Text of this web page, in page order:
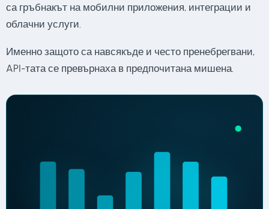
са гръбнакът на мобилни приложения, интеграции и
облачни услуги.
Именно защото са навсякъде и често пренебрегвани,
API-тата се превърнаха в предпочитана мишена.